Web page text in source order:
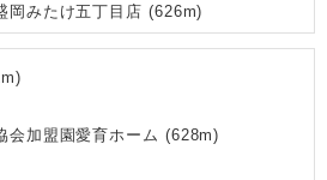
岡みたけ五丁目店 (626m)
m)
会加盟園愛育ホーム (628m)